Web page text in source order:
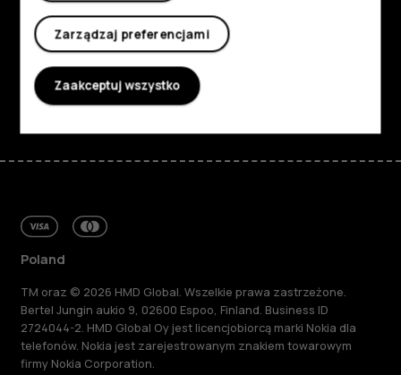
Planet and people
Wsparcie
FacebookInstagram
TiktokYoutubeLinkedin
Poland
TM oraz © 2026 HMD Global. Wszelkie prawa zastrzeżone.
Bertel Jungin aukio 9, 02600 Espoo, Finland. Business ID
2724044-2. HMD Global Oy jest licencjobiorcą marki Nokia dla
telefonów. Nokia jest zarejestrowanym znakiem towarowym
firmy Nokia Corporation.
Zarządzaj preferencjami
Zaakceptuj wszystko